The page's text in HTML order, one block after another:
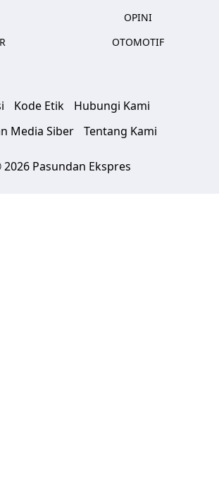
OPINI
OTOMOTIF
Kode Etik
Hubungi Kami
Media Siber
Tentang Kami
Pasundan Ekspres